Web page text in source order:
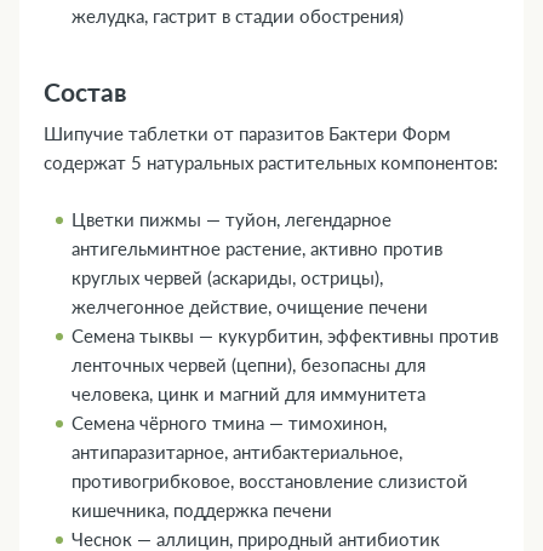
желудка, гастрит в стадии обострения)
Состав
Шипучие таблетки от паразитов Бактери Форм
содержат 5 натуральных растительных компонентов:
Цветки пижмы — туйон, легендарное
антигельминтное растение, активно против
круглых червей (аскариды, острицы),
желчегонное действие, очищение печени
Семена тыквы — кукурбитин, эффективны против
ленточных червей (цепни), безопасны для
человека, цинк и магний для иммунитета
Семена чёрного тмина — тимохинон,
антипаразитарное, антибактериальное,
противогрибковое, восстановление слизистой
кишечника, поддержка печени
Чеснок — аллицин, природный антибиотик